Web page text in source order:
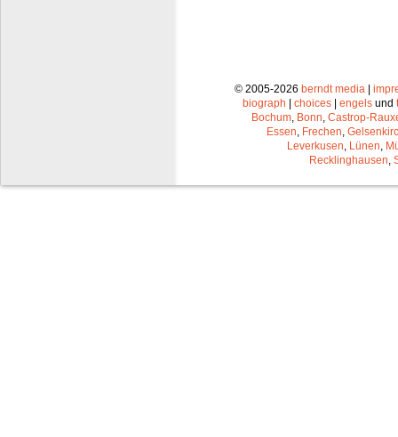
© 2005-2026 berndt media |
biograph | choices | engels und
Bochum Bonn Castrop-
Essen Frechen
Leverkusen Lünen
Recklinghausen